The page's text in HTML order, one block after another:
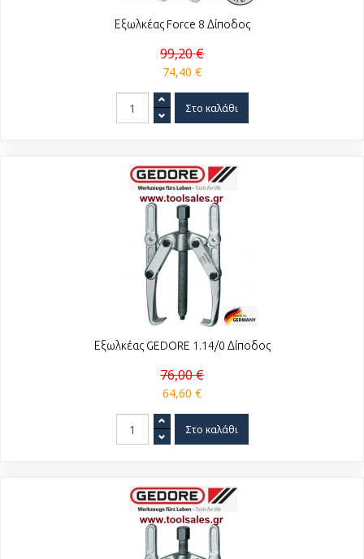
Εξωλκέας Force 8 Δίποδος
99,20 €
74,40 €
Εξωλκέας GEDORE 1.14/0 Δίποδος
76,00 €
64,60 €